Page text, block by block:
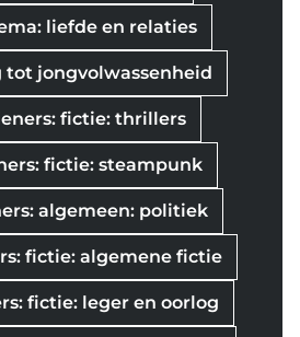
liefde en relaties
jongvolwassenheid
fictie: thrillers
fictie: steampunk
algemeen: politiek
fictie: algemene fictie
fictie: leger en oorlog